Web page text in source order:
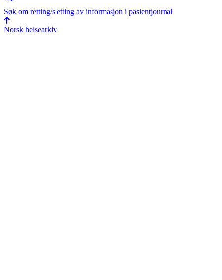
Søk om retting/sletting av informasjon i pasientjournal
Norsk helsearkiv